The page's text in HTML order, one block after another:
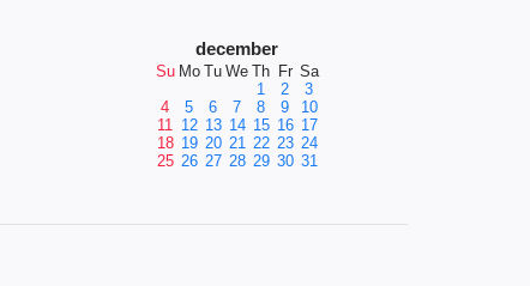
december
Su Mo Tu We Th Fr Sa
1
2
3
4
5 6 7 8 9
10
11 12 13 14 15 16 17
18 19 20 21 22 23 24
25 26 27 28 29 30 31